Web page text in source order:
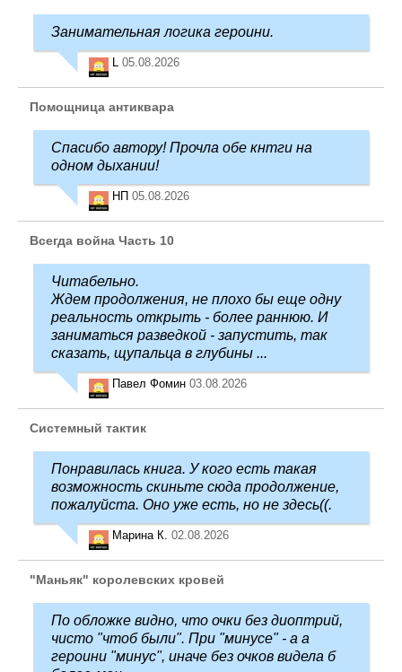
Занимательная логика героини.
L 05.08.2026
Помощница антиквара
Спасибо автору! Прочла обе кнтги на
одном дыхании!
НП 05.08.2026
Всегда война Часть 10
Читабельно.
Ждем продолжения, не плохо бы еще одну
реальность открыть - более раннюю. И
заниматься разведкой - запустить, так
сказать, щупальца в глубины ...
Павел Фомин 03.08.2026
Системный тактик
Понравилась книга. У кого есть такая
возможность скиньте сюда продолжение,
пожалуйста. Оно уже есть, но не здесь((.
Марина К. 02.08.2026
"Маньяк" королевских кровей
По обложке видно, что очки без диоптрий,
чисто "чтоб были". При "минусе" - а а
героини "минус", иначе без очков видела б